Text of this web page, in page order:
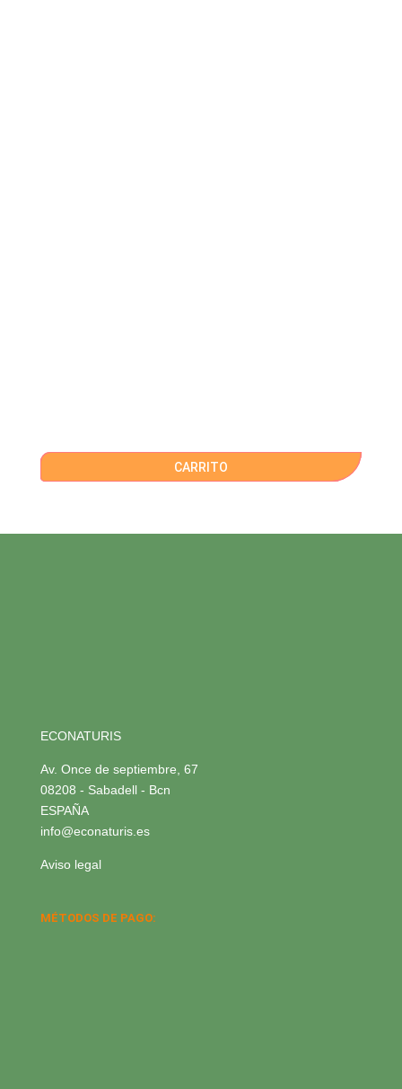
CARRITO
ECONATURIS
Av. Once de septiembre, 67
08208 - Sabadell - Bcn
ESPAÑA
info@econaturis.es
Aviso legal
MÉTODOS DE PAGO: